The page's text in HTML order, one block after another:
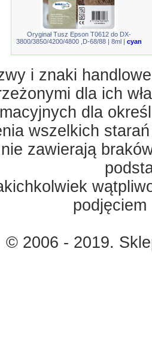
Oryginał Tusz Epson T0612 do DX-
3800/3850/4200/4800 ,D-68/88 | 8ml | cyan
i znaki
dla ich
dla
wszelkich
zawierają
© 2006 - 2019.